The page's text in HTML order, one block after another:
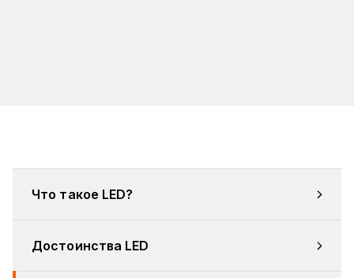
Что такое LED?
Достоинства LED